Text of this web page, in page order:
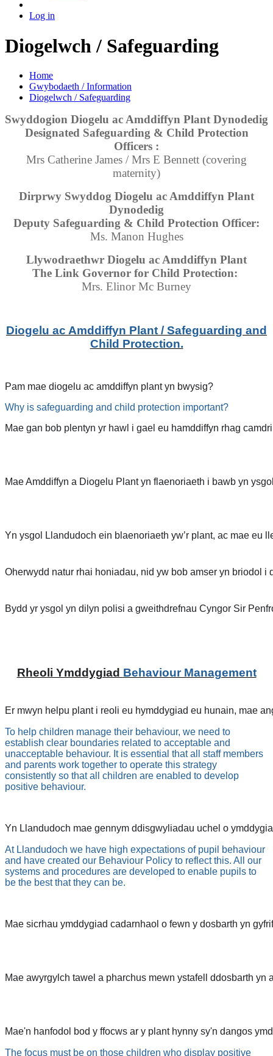
Log in
Diogelwch / Safeguarding
Home
Gwybodaeth / Information
Diogelwch / Safeguarding
Swyddogion Diogelu ac Amddiffyn Plant Dynodedig
Designated Safeguarding & Child Protection
Officers :
Mrs Catherine James / Mrs E Bennett (covering
maternity)
Dirprwy Swyddog Diogelu ac Amddiffyn Plant
Dynodedig
Deputy Safeguarding & Child Protection Officer:
Ms. Manon Hughes
Llywodraethwr Diogelu ac Amddiffyn Plant
The Link Governor for Child Protection:
Mrs. Elinor Mc Burney
Diogelu ac Amddiffyn Plant / Safeguarding and
Child Protection.
Pam mae diogelu ac amddiffyn plant yn bwysig?
Why is safeguarding and child protection important?
Mae gan bob plentyn yr hawl i gael eu hamddiffyn rhag
Mae Amddiffyn a Diogelu Plant yn flaenoriaeth i bawb yn
Yn ysgol Llandudoch ein blaenoriaeth yw’r plant, ac mae eu
Oherwydd natur rhai honiadau, nid yw bob amser yn briodol
Bydd yr ysgol yn dilyn polisi a gweithdrefnau Cyngor Sir
Rheoli Ymddygiad Behaviour Management
Er mwyn helpu plant i reoli eu hymddygiad eu hunain, mae
To help children manage their behaviour, we need to
establish clear boundaries related to acceptable and
unacceptable behaviour. It is essential that all staff members
and parents work together to operate this strategy
consistently so that all children are enabled to develop
positive behaviour.
Yn Llandudoch mae gennym ddisgwyliadau uchel o
At Llandudoch we have high expectations of pupil behaviour
and have created our Behaviour Policy to reflect this. All our
systems and procedures are developed to enable pupils to
be the best that they can be.
Mae sicrhau ymddygiad cadarnhaol o fewn y dosbarth yn
Mae awyrgylch tawel a pharchus mewn ystafell ddosbarth yn
Mae'n hanfodol bod y ffocws ar y plant hynny sy'n dangos
The focus must be on those children who display positive